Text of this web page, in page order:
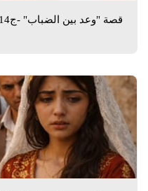
قصة "وعد بين الضباب" -ج14- للكاتبة لينا صياغة